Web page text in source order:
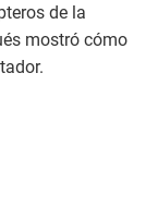
de la
mostró cómo